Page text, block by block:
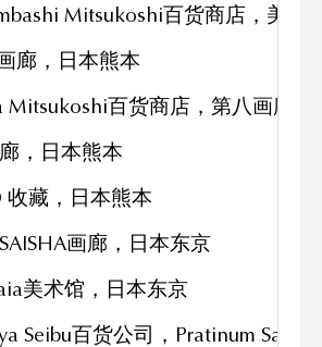
Mitsukoshi百货商店，美术
廊，日本熊本
Mitsukoshi百货商店，第八画廊，
，日本熊本
藏，日本熊本
画廊，日本东京
美术馆，日本东京
Seibu百货公司，Pratinum Salon